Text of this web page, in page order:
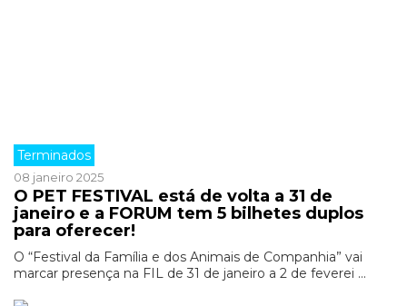
Terminados
08 janeiro 2025
O PET FESTIVAL está de volta a 31 de
janeiro e a FORUM tem 5 bilhetes duplos
para oferecer!
O “Festival da Família e dos Animais de Companhia” vai
marcar presença na FIL de 31 de janeiro a 2 de feverei ...